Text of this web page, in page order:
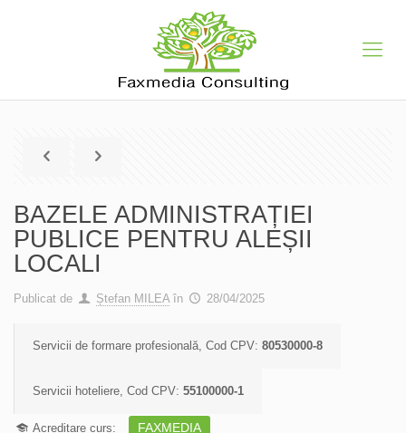
BAZELE ADMINISTRAȚIEI
PUBLICE PENTRU ALEȘII
LOCALI
Publicat de Ștefan MILEA în 28/04/2025
Servicii de formare profesională, Cod CPV: 80530000-8
Servicii hoteliere, Cod CPV: 55100000-1
Acreditare curs: FAXMEDIA